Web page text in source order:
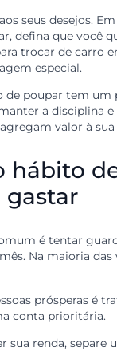
metas
onde quer
sua
médio e longo
aos seus desejos.
trocar de
especial.
manter a
agregam valor à